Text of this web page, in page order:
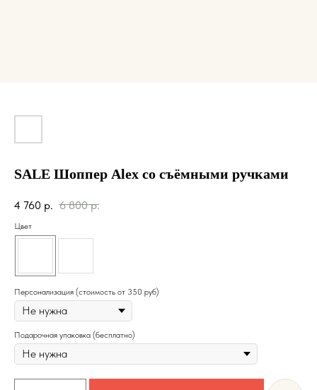
SALE Шоппер Alex со съёмными ручками
4 760 р. 6 800 р.
Цвет
Персонализация (стоимость от 350 руб)
Подарочная упаковка (бесплатно)